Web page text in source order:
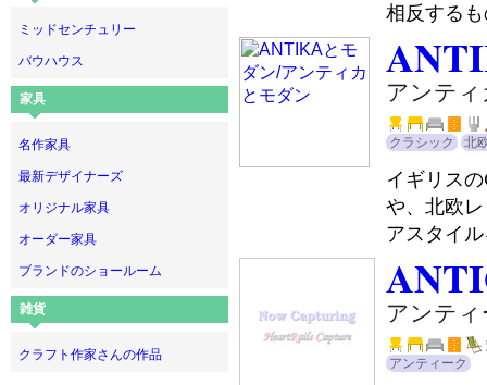
ミッドセンチュリー
バウハウス
家具
名作家具
最新デザイナーズ
オリジナル家具
オーダー家具
ブランドのショールーム
雑貨
クラフト作家さんの作品
相反する
アンテ
クラシック 北
イギリス
や、北欧
アスタイ
アンテ
アンティーク